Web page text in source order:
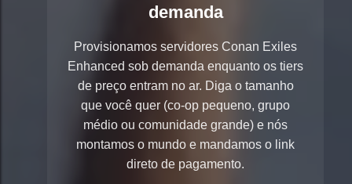
demanda
Provisionamos servidores Conan Exiles
Enhanced sob demanda enquanto os tiers
de preço entram no ar. Diga o tamanho
que você quer (co-op pequeno, grupo
médio ou comunidade grande) e nós
montamos o mundo e mandamos o link
direto de pagamento.